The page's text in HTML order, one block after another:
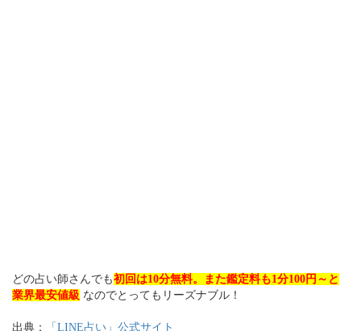
どの占い師さんでも初回は10分無料。また鑑定料も1分100円～と
業界最安値級 なのでとってもリーズナブル！
出典： 「LINE占い」公式サイト